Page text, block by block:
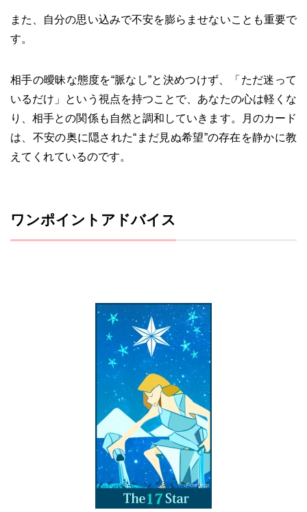
また、自分の思い込みで不安を膨らませないことも重要で
す。
相手の曖昧な態度を“脈なし”と決めつけず、「ただ迷って
いるだけ」という視点を持つことで、あなたの心は軽くな
り、相手との関係も自然と調和していきます。月のカード
は、不安の奥に隠された“まだ見ぬ希望”の存在を静かに教
えてくれているのです。
ワンポイントアドバイス